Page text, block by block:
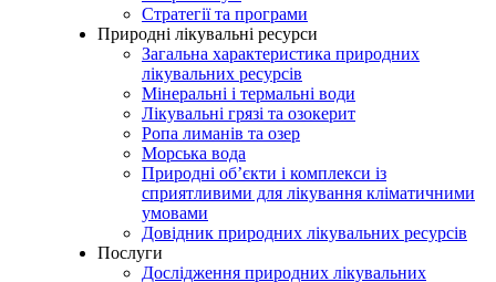
Стратегії та програми
Природні лікувальні ресурси
Загальна характеристика природних
лікувальних ресурсів
Мінеральні і термальні води
Лікувальні грязі та озокерит
Ропа лиманів та озер
Морська вода
Природні об’єкти і комплекси із
сприятливими для лікування кліматичними
умовами
Довідник природних лікувальних ресурсів
Послуги
Дослідження природних лікувальних